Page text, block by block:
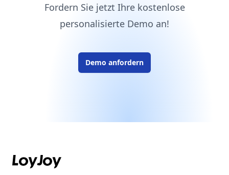
Fordern Sie jetzt Ihre kostenlose
personalisierte Demo an!
Demo anfordern